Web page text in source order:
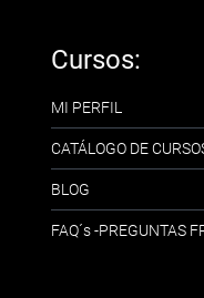
Cursos:
MI PERFIL
CATÁLOGO DE
BLOG
FAQ´s -PREGUNTAS